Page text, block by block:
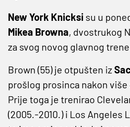
New York Knicksi su u
Mikea Browna, dvostrukog
za svog novog glavnog
Brown (55) je otpušten iz
prošlog prosinca nakon
Prije toga je trenirao
(2005.-2010.) i Los Angeles